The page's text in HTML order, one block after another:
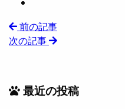
前の記事
次の記事
最近の投稿